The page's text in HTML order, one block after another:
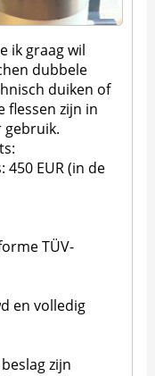
ik graag wil
dubbele
duiken of
flessen zijn in
gebruik.
450 EUR (in de
TÜV-
en volledig
zijn